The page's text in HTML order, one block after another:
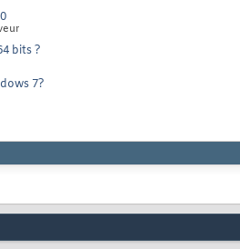
bits ?
7?